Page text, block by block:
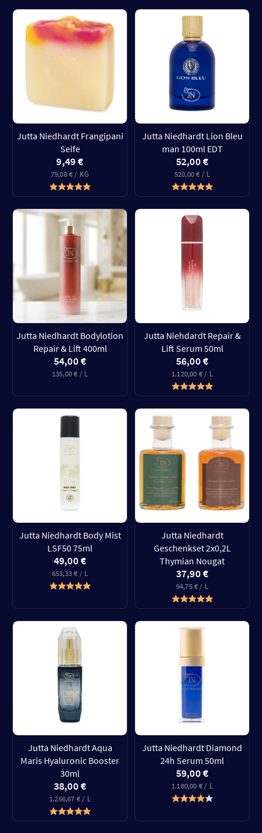
Jutta Niedhardt Frangipani
Seife
9,49 €
79,08 € / KG
Jutta Niedhardt Lion Bleu
man 100ml EDT
52,00 €
520,00 € / L
Jutta Niedhardt Bodylotion
Repair & Lift 400ml
54,00 €
135,00 € / L
Jutta Niehdardt Repair &
Lift Serum 50ml
56,00 €
1.120,00 € / L
Jutta Niedhardt Body Mist
LSF50 75ml
49,00 €
653,33 € / L
Jutta Niedhardt
Geschenkset 2x0,2L
Thymian Nougat
37,90 €
94,75 € / L
Jutta Niedhardt Aqua
Maris Hyaluronic Booster
30ml
38,00 €
1.266,67 € / L
Jutta Niedhardt Diamond
24h Serum 50ml
59,00 €
1.180,00 € / L